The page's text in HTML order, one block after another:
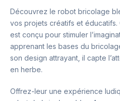
Découvrez le robot bricolage
vos projets créatifs et
est conçu pour stimuler
apprenant les bases du
son design attrayant, il capte
en herbe.
Offrez-leur une expérience